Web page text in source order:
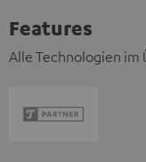
Features
Alle Technologien im